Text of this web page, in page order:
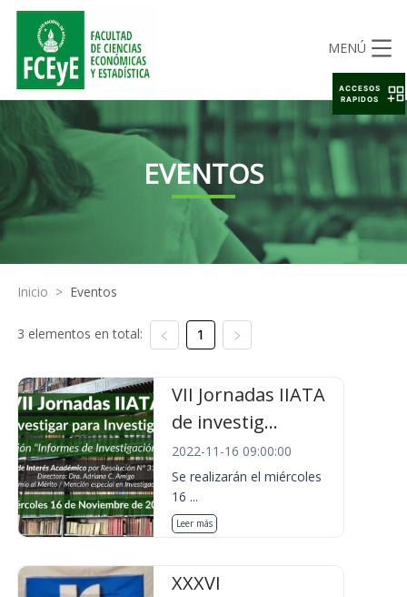
MENÚ
EVENTOS
Inicio > Eventos
3 elementos en total: 1
VII Jornadas IIATA
de investig...
2022-11-16 09:00:00
Se realizarán el miércoles
16 ...
Leer más
XXXVI
ACCESOS
RAPIDOS